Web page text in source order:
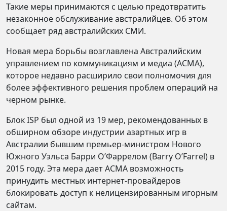
Такие меры принимаются с целью предотвратить
незаконное обслуживание австралийцев. Об этом
сообщает ряд австралийских СМИ.
Новая мера борьбы возглавлена Австралийским
управлением по коммуникациям и медиа (ACMA),
которое недавно расширило свои полномочия для
более эффективного решения проблем операций на
черном рынке.
Блок ISP был одной из 19 мер, рекомендованных в
обширном обзоре индустрии азартных игр в
Австралии бывшим премьер-министром Нового
Южного Уэльса Барри О’Фаррелом (Barry O’Farrel) в
2015 году. Эта мера дает ACMA возможность
принудить местных интернет-провайдеров
блокировать доступ к нелицензированным игорным
сайтам.